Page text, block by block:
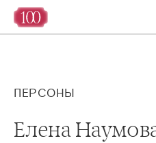
ПЕРСОНЫ
Елена